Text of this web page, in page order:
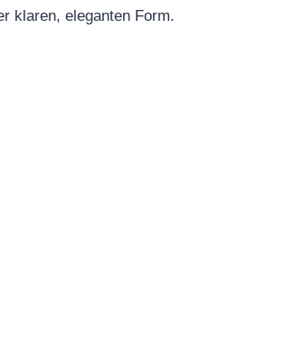
klaren, eleganten Form.